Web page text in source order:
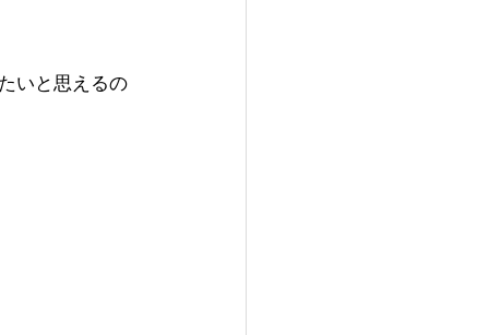
いと思えるの